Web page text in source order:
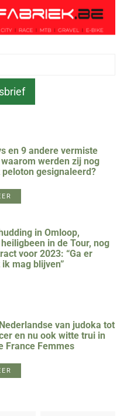
en 9 andere vermiste
werden zij nog
gesignaleerd?
in Omloop,
in de Tour, nog
voor 2023: “Ga er
mag blijven”
van judoka tot
en nu ook witte trui in
France Femmes